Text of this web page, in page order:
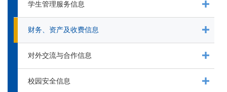
学生管理服务信息
财务、资产及收费信息
对外交流与合作信息
校园安全信息